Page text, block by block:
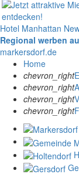
Hotel Manhattan
Regional werben
markersdorf.de
Home
chevron_right
chevron_right
chevron_right
chevron_right